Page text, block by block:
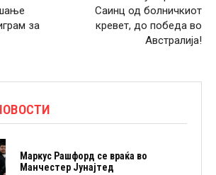
за
Саинц од болничкиот
кревет, до победа во
Австралија!
Маркус Рашфорд се враќа во
Манчестер Јунајтед